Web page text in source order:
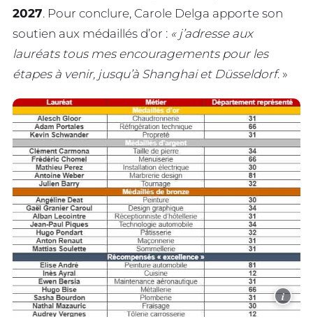
2027. Pour conclure, Carole Delga apporte son
soutien aux médaillés d’or : « j’adresse aux
lauréats tous mes encouragements pour les
étapes à venir, jusqu’à Shanghai et Düsseldorf. »
i